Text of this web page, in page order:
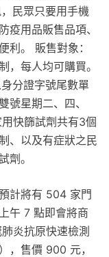
民眾只要用手機
疫用品販售品項、
利。 販售對象：
，每人均可購買。
分證字號尾數單
號星期二、四、
快篩試劑共有3個
、以及有症狀之民
劑。
計將有 504 家門
午 7 點即會將商
炎抗原快速檢測
，售價 900 元，